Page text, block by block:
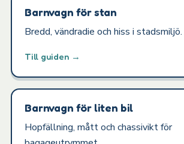
Barnvagn för stan
Bredd, vändradie och hiss i stadsmiljö.
Till guiden →
Barnvagn för liten bil
Hopfällning, mått och chassivikt för